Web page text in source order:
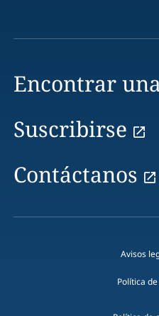
Encontrar
Suscribirse
Contáctanos
Avisos
Política